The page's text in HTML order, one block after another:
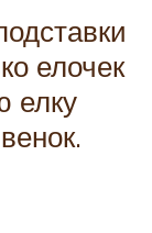
елочек
елку